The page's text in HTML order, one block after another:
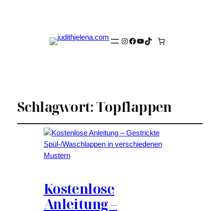
Instagram
Facebook
YouTube
TikTok
Schlagwort:Topflappen
Kostenlose
Anleitung –